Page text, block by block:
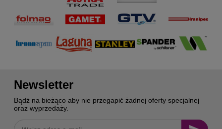
Newsletter
Bądź na bieżąco aby nie przegapić żadnej oferty specjalnej
oraz wyprzedaży.